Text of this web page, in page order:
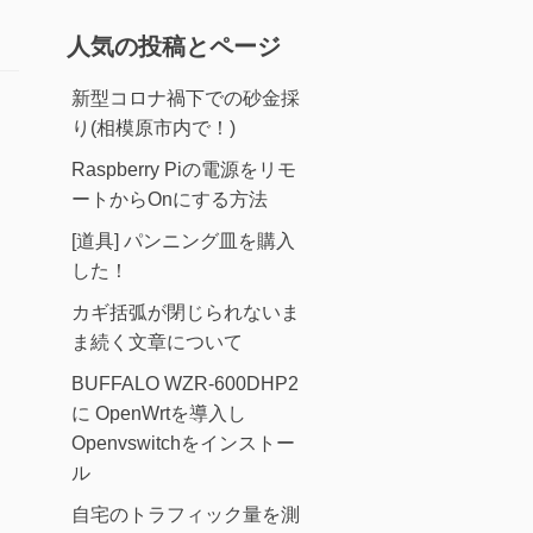
人気の投稿とページ
新型コロナ禍下での砂金採
り(相模原市内で！)
Raspberry Piの電源をリモ
ートからOnにする方法
[道具] パンニング皿を購入
した！
カギ括弧が閉じられないま
ま続く文章について
BUFFALO WZR-600DHP2
に OpenWrtを導入し
Openvswitchをインストー
ル
自宅のトラフィック量を測